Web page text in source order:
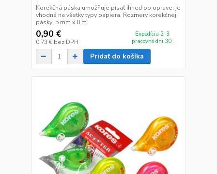
Korekčná páska umožňuje písať ihneď po oprave, je
vhodná na všetky typy papiera. Rozmery korekčnej
pásky: 5 mm x 8 m.
0,90 €
0,73 € bez DPH
Expedícia 2-3
pracovné dni 30
Pridať do košíka